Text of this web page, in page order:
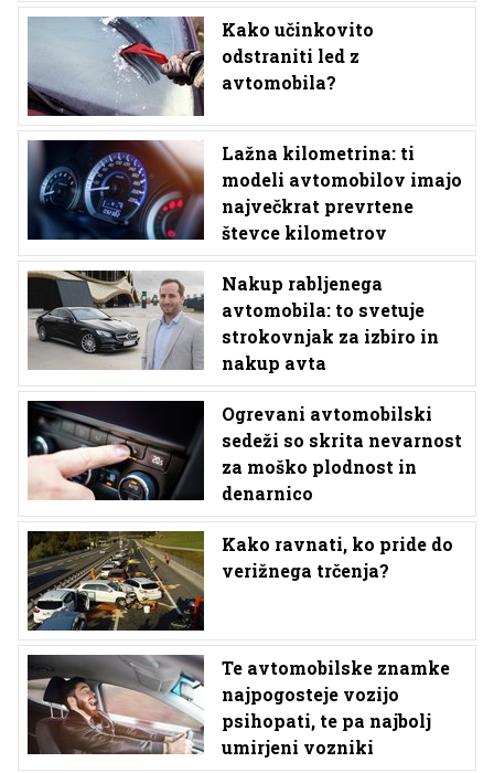
Kako učinkovito
odstraniti led z
avtomobila?
Lažna kilometrina: ti
modeli avtomobilov imajo
največkrat prevrtene
števce kilometrov
Nakup rabljenega
avtomobila: to svetuje
strokovnjak za izbiro in
nakup avta
Ogrevani avtomobilski
sedeži so skrita nevarnost
za moško plodnost in
denarnico
Kako ravnati, ko pride do
verižnega trčenja?
Te avtomobilske znamke
najpogosteje vozijo
psihopati, te pa najbolj
umirjeni vozniki